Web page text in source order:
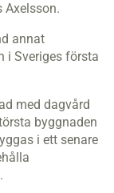
Axelsson.
annat
i Sveriges första
med dagvård
byggnaden
i ett senare